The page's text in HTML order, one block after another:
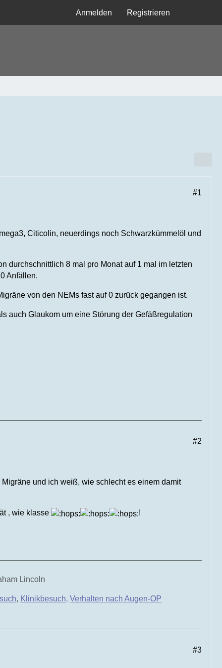
Anmelden Registrieren
#1
Citicolin, neuerdings noch Schwarzkümmelöl und
durchschnittlich 8 mal pro Monat auf 1 mal im letzten
Anfällen.
von den NEMs fast auf 0 zurück gegangen ist.
auch Glaukom um eine Störung der Gefäßregulation
#2
und ich weiß, wie schlecht es einem damit
, wie klasse !
Lincoln
, Klinikbesuch, Verhalten nach Augen-OP
#3